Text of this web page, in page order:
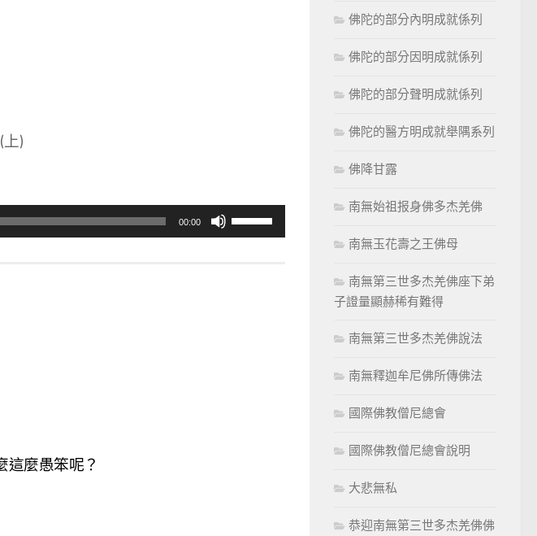
(上)
00:00
使
用
這麼愚笨呢？
佛陀的部分內明成就係列
佛陀的部分因明成就係列
佛陀的部分聲明成就係列
佛陀的醫方明成就舉隅系列
佛降甘露
南無始祖报身佛多杰羌佛
南無玉花壽之王佛母
南無第三世多杰羌佛座下弟
子證量顯赫稀有難得
南無第三世多杰羌佛說法
南無釋迦牟尼佛所傳佛法
國際佛教僧尼總會
國際佛教僧尼總會說明
大悲無私
恭迎南無第三世多杰羌佛佛